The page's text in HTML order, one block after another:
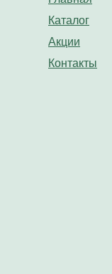
Каталог
Акции
Контакты